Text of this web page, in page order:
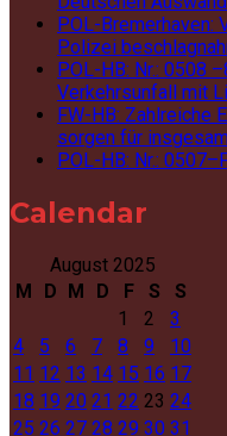
POL-Bremerhaven:
Polizei
POL-HB: Nr.: 0508
Verkehrsunfall mit
FW-HB: Zahlreiche
sorgen für
POL-HB: Nr.:
Calendar
August 2025
M
D M D F S
S
1
2
3
4
5 6 7 8 9
10
11 12 13 14 15 16 17
18 19 20 21 22 23 24
25 26 27 28 29 30 31